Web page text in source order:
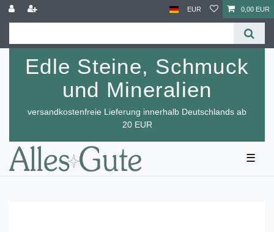
EUR 0,00 EUR
Edle Steine, Schmuck
und Mineralien
versandkostenfreie Lieferung innerhalb Deutschlands ab
20 EUR
☰